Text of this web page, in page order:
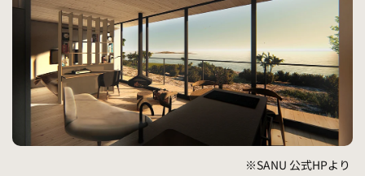
※SANU 公式HPより